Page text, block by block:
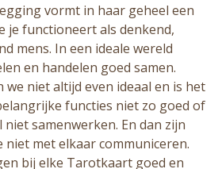
vormt in haar geheel een
je functioneert als denkend,
mens. In een ideale wereld
en handelen goed samen.
we niet altijd even ideaal en is het
functies niet zo goed of
samenwerken. En dan zijn
niet met elkaar communiceren.
bij elke Tarotkaart goed en